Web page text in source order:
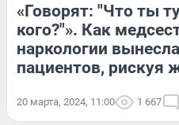
«Говорят: "Что ты
кого?"». Как
наркологии
пациентов, рискуя
20 марта, 2024, 11:00 1 667